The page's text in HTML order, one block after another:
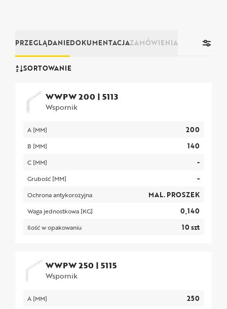
PRZEGLĄDANIEDOKUMENTACJAZAMÓWIENIA
SORTOWANIE
WWPW 200 | 5113
Wspornik
A [MM] 200
B [MM] 140
C [MM] -
Grubość [MM] -
Ochrona antykorozyjna MAL. PROSZEK
Waga jednostkowa [KG] 0,140
Ilość w opakowaniu 10 szt
WWPW 250 | 5115
Wspornik
A [MM] 250